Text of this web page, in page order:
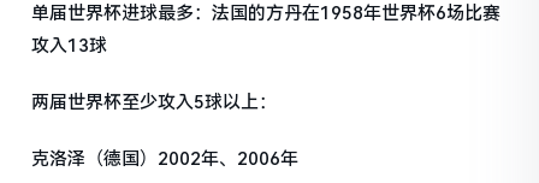
单届世界杯进球最多：法国的方丹在1958年世界杯6场比赛
攻入13球
两届世界杯至少攻入5球以上：
克洛泽（德国）2002年、2006年